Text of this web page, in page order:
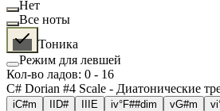
Нет
Все ноты
Тоника
Режим для левшей
Кол-во ладов: 0 - 16
C# Dorian #4 Scale - Диатонические
iC#m D# E iv°F##dim vG#m